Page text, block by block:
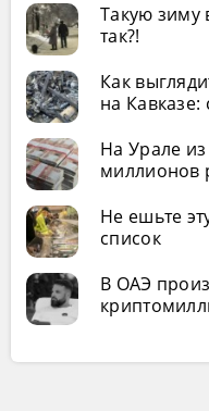
Такую зиму
так?!
Как
на Кавказе:
На Урале
миллионов
Не ешьте
список
В ОАЭ